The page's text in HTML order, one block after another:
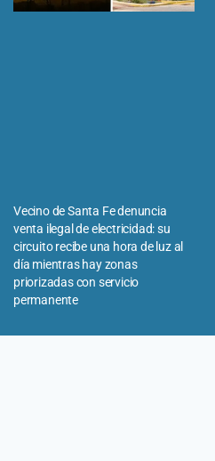
Vecino de Santa Fe denuncia
venta ilegal de electricidad: su
circuito recibe una hora de luz al
día mientras hay zonas
priorizadas con servicio
permanente